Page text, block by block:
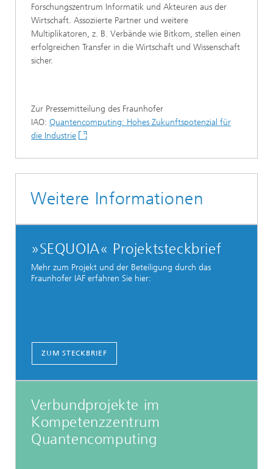
Forschungszentrum Informatik und Akteuren aus der
Wirtschaft. Assoziierte Partner und weitere
Multiplikatoren, z. B. Verbände wie Bitkom, stellen einen
erfolgreichen Transfer in die Wirtschaft und Wissenschaft
sicher.
Zur Pressemitteilung des Fraunhofer
IAO: Quantencomputing: Hohes Zukunftspotenzial für
die Industrie
Weitere Informationen
»SEQUOIA« Projektsteckbrief
Mehr zum Projekt und der Beteiligung durch das
Fraunhofer IAF erfahren Sie hier:
ZUM STECKBRIEF
Verbundprojekte im
Kompetenzzentrum
Quantencomputing